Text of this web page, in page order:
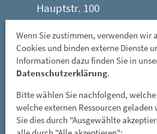
Hauptstr. 100
Öffnungszeiten:
Mittwoch: 08 - 12 Uhr
Freitag, Samstag und
GESCHLOSSEN: vom 01.
und an allen
Wenn Sie zustimmen, verwenden wir
Cookies und binden externe Dienste
Informationen dazu finden Sie in
Datenschutzerklärung.
Bitte wählen Sie nachfolgend,
welche externen Ressourcen
Sie dies durch "Ausgewählte